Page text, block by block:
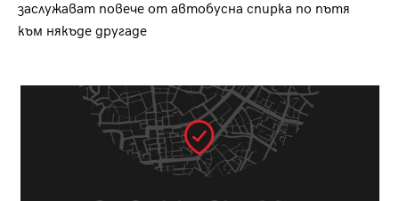
заслужават повече от автобусна спирка по пътя
към някъде другаде